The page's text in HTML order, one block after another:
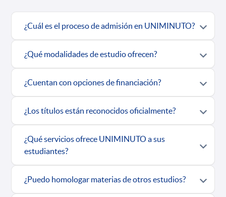
¿Cuál es el proceso de admisión en UNIMINUTO?
¿Qué modalidades de estudio ofrecen?
¿Cuentan con opciones de financiación?
¿Los títulos están reconocidos oficialmente?
¿Qué servicios ofrece UNIMINUTO a sus
estudiantes?
¿Puedo homologar materias de otros estudios?